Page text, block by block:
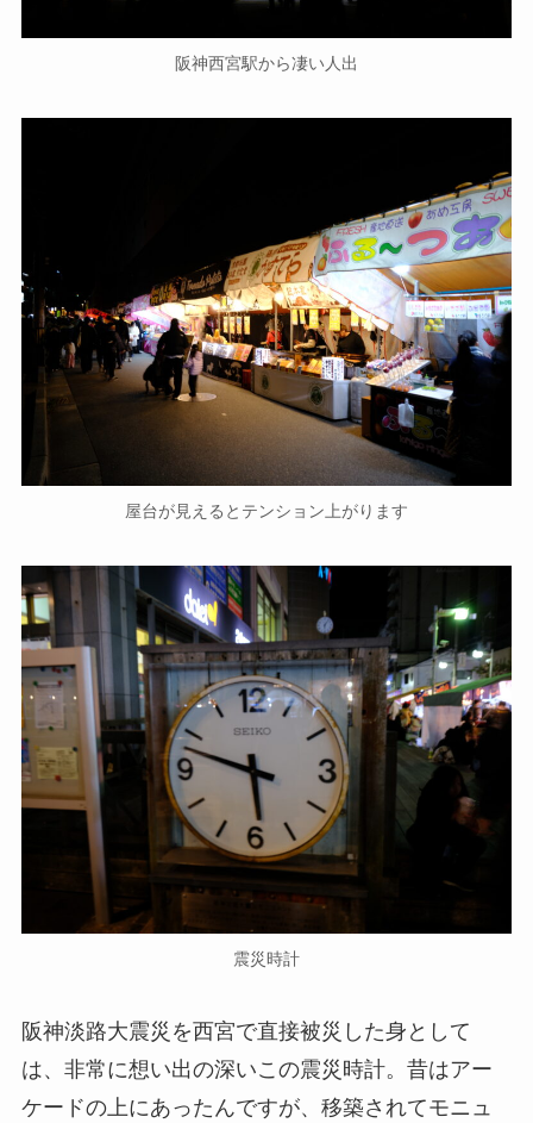
阪神西宮駅から凄い人出
屋台が見えるとテンション上がります
震災時計
阪神淡路大震災を西宮で直接被災した身として
は、非常に想い出の深いこの震災時計。昔はアー
ケードの上にあったんですが、移築されてモニュ